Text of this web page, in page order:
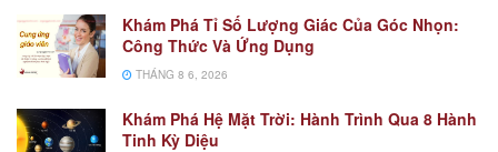
Khám Phá Tỉ Số Lượng Giác Của Góc Nhọn:
Công Thức Và Ứng Dụng
THÁNG 8 6, 2026
Khám Phá Hệ Mặt Trời: Hành Trình Qua 8 Hành
Tinh Kỳ Diệu